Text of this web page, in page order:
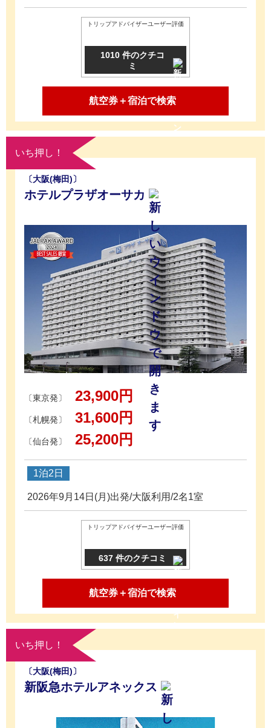
トリップアドバイザーユーザー評価
1010 件のクチコ
ミ
航空券＋宿泊で検索
いち押し！
〔大阪(梅田)〕
ホテルプラザオーサカ
〔東京発〕 23,900円
〔札幌発〕 31,600円
〔仙台発〕 25,200円
1泊2日
2026年9月14日(月)出発/大阪利用/2名1室
トリップアドバイザーユーザー評価
637 件のクチコミ
航空券＋宿泊で検索
いち押し！
〔大阪(梅田)〕
新阪急ホテルアネックス